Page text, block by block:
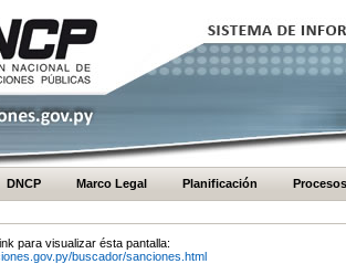
DNCP Marco Legal Planificación Procesos
para visualizar ésta pantalla:
buscador/sanciones.html